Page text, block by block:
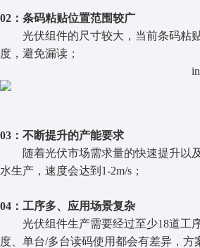
02：条码粘贴位置范围较广
光伏组件的尺寸较大，当前条码粘
度，避免漏读；
03：不断提升的产能要求
随着光伏市场需求量的快速提升以
水生产，速度会达到1-2m/s；
04：工序多、应用场景复杂
光伏组件生产需要经过至少18道工
度、单台/多台读码使用都会有差异，